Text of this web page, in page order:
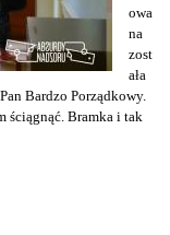
owa
na
zost
ała
Bardzo Porządkowy.
ściągnąć. Bramka i tak